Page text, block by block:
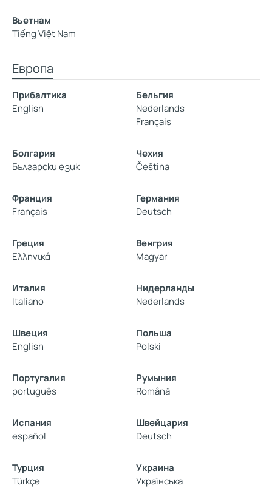
Вьетнам
Tiếng Việt Nam
Европа
Прибалтика
English
Бельгия
Nederlands
Français
Болгария
Български език
Чехия
Čeština
Франция
Français
Германия
Deutsch
Греция
Ελληνικά
Венгрия
Magyar
Италия
Italiano
Нидерланды
Nederlands
Швеция
English
Польша
Polski
Португалия
português
Румыния
Română
Испания
español
Швейцария
Deutsch
Турция
Türkçe
Украина
Українська